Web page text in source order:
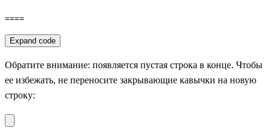
====
Expand code
Обратите внимание: появляется пустая строка в конце. Чтобы
ее избежать, не переносите закрывающие кавычки на новую
строку: